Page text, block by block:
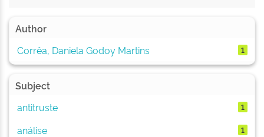
Author
Corrêa, Daniela Godoy Martins
1
Subject
antitruste
1
análise 1